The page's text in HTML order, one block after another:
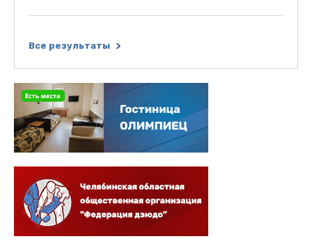
Все результаты